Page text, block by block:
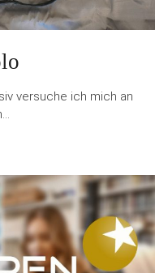
versuche ich mich an